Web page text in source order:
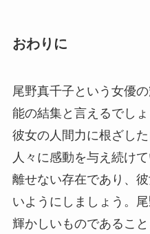
おわりに
尾野真千子という女優
能の結集と言えるでし
彼女の人間力に根ざし
人々に感動を与え続け
離せない存在であり、
いようにしましょう。
輝かしいものであるこ